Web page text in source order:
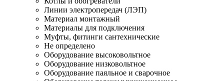
Линии электропередач (ЛЭП)
Материал монтажный
Материалы для подключения
Муфты, фитинги сантехнические
Не определено
Оборудование высоковольтное
Оборудование низковольтное
Оборудование паяльное и сварочное